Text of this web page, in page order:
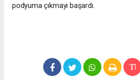
podyuma çıkmayı başardı.